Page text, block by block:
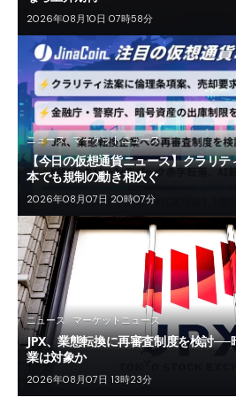
2026年08月10日 07時58分
ニュース マーケットニュース
【今日の仮想通貨ニュース】クラリ
本でも規制の動き相次ぐ
2026年08月07日 20時07分
ニュース マーケットニュース
JPX、業態転換に再審査制度を検討
業は対象か
2026年08月07日 13時23分